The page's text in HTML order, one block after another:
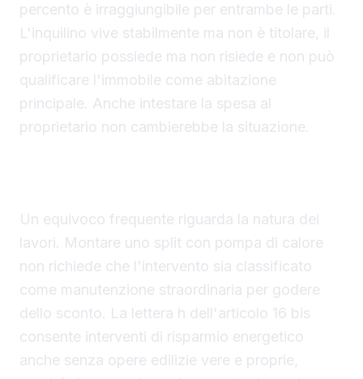
percento è irraggiungibile per entrambe le parti.
L'inquilino vive stabilmente ma non è titolare, il
proprietario possiede ma non risiede e non può
qualificare l'immobile come abitazione
principale. Anche intestare la spesa al
proprietario non cambierebbe la situazione.
Un equivoco frequente riguarda la natura dei
lavori. Montare uno split con pompa di calore
non richiede che l'intervento sia classificato
come manutenzione straordinaria per godere
dello sconto. La lettera h dell'articolo 16 bis
consente interventi di risparmio energetico
anche senza opere edilizie vere e proprie,